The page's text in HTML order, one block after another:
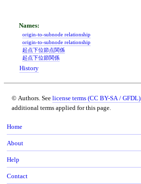
origin-to-subnode relationship
origin‐to‐subnode relationship
起点下位節点関係
起点下位節関係
History
© Authors. See license terms (CC BY-SA / GFDL)
additional terms applied for this page.
Home
About
Help
Contact